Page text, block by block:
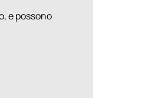
e possono